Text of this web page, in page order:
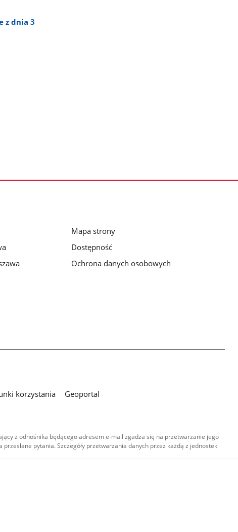
z dnia 3
Mapa strony
Dostępność
Ochrona danych osobowych
korzystania
Geoportal
z odnośnika będącego adresem e-mail zgadza się na przetwarzanie jego
pytania. Szczegóły przetwarzania danych przez każdą z jednostek
-